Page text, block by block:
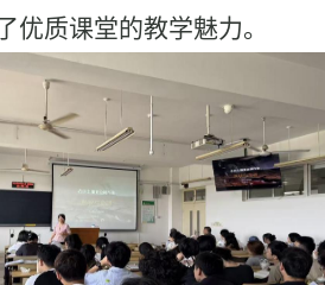
优质课堂的教学魅力。